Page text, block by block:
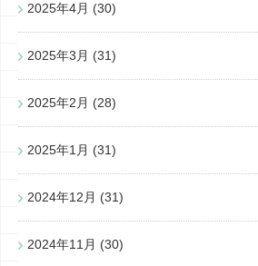
2025年4月 (30)
2025年3月 (31)
2025年2月 (28)
2025年1月 (31)
2024年12月 (31)
2024年11月 (30)